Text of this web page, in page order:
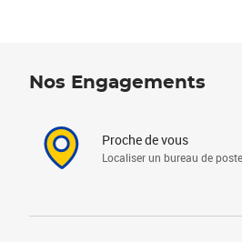
Nos Engagements
Proche de vous
Localiser un bureau de poste